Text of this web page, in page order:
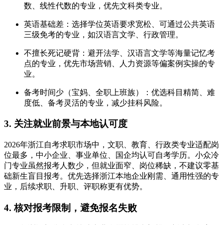
数、线性代数的专业，优先文科类专业。
英语基础差：选择学位英语要求宽松、可通过公共英语
三级免考的专业，如汉语言文学、行政管理。
不擅长死记硬背：避开法学、汉语言文学等海量记忆考
点的专业，优先市场营销、人力资源等偏案例实操的专
业。
备考时间少（宝妈、全职上班族）：优选科目精简、难
度低、备考灵活的专业，减少挂科风险。
3. 关注就业前景与本地认可度
2026年浙江自考求职市场中，文职、教育、行政类专业适配岗
位最多，中小企业、事业单位、国企均认可自考学历。小众冷
门专业虽然报考人数少，但就业面窄、岗位稀缺，不建议零基
础新生盲目报考。优先选择浙江本地企业刚需、通用性强的专
业，后续求职、升职、评职称更有优势。
4. 核对报考限制，避免报名失败